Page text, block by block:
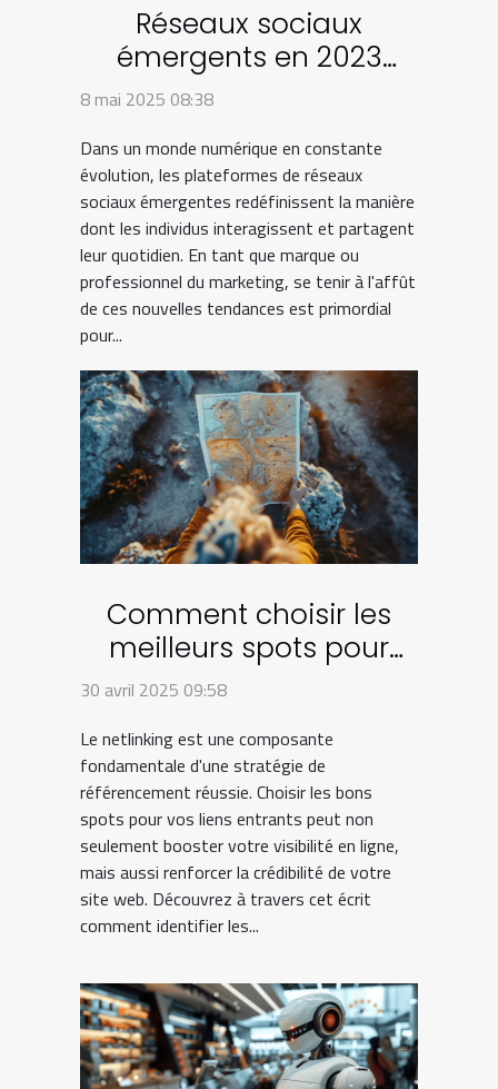
Réseaux sociaux
émergents en 2023
plateformes à surveiller
avant-gardiste
8 mai 2025 08:38
Dans un monde numérique en constante
évolution, les plateformes de réseaux
sociaux émergentes redéfinissent la manière
dont les individus interagissent et partagent
leur quotidien. En tant que marque ou
professionnel du marketing, se tenir à l'affût
de ces nouvelles tendances est primordial
pour...
Comment choisir les
meilleurs spots pour
votre stratégie de
30 avril 2025 09:58
Le netlinking est une composante
fondamentale d'une stratégie de
référencement réussie. Choisir les bons
spots pour vos liens entrants peut non
seulement booster votre visibilité en ligne,
mais aussi renforcer la crédibilité de votre
site web. Découvrez à travers cet écrit
comment identifier les...